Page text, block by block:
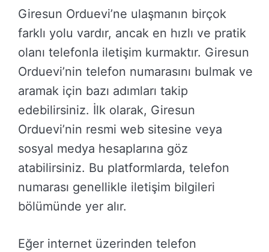
Giresun Orduevi’ne ulaşmanın birçok
farklı yolu vardır, ancak en hızlı ve pratik
olanı telefonla iletişim kurmaktır. Giresun
Orduevi’nin telefon numarasını bulmak ve
aramak için bazı adımları takip
edebilirsiniz. İlk olarak, Giresun
Orduevi’nin resmi web sitesine veya
sosyal medya hesaplarına göz
atabilirsiniz. Bu platformlarda, telefon
numarası genellikle iletişim bilgileri
bölümünde yer alır.
Eğer internet üzerinden telefon